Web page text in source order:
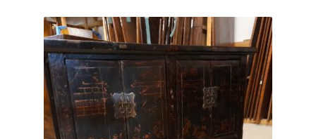
Datenschutzerklärung
Heimtextilien
Impressum
Kasse